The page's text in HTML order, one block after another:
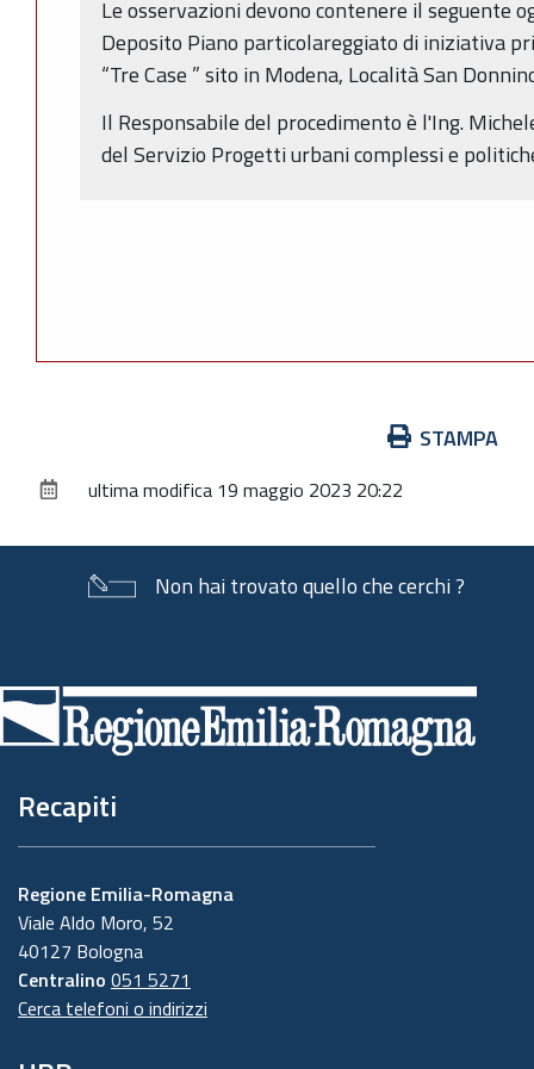
Le osservazioni devono contenere il seguente
Deposito Piano particolareggiato di iniziativa
“Tre Case ” sito in Modena, Località San
Il Responsabile del procedimento è l'Ing.
del Servizio Progetti urbani complessi e
documento
STAMPA
ultima modifica 19 maggio 2023 20:22
Non hai trovato quello che cerchi ?
di
pagina
Recapiti
Regione Emilia-Romagna
Viale Aldo Moro, 52
40127 Bologna
Centralino 051 5271
Cerca telefoni o indirizzi